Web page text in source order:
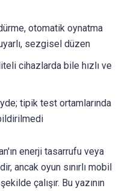
otomatik oynatma
sezgisel düzen
cihazlarda bile hızlı ve
tipik test ortamlarında
enerji tasarrufu veya
ancak oyun sınırlı mobil
çalışır. Bu yazının